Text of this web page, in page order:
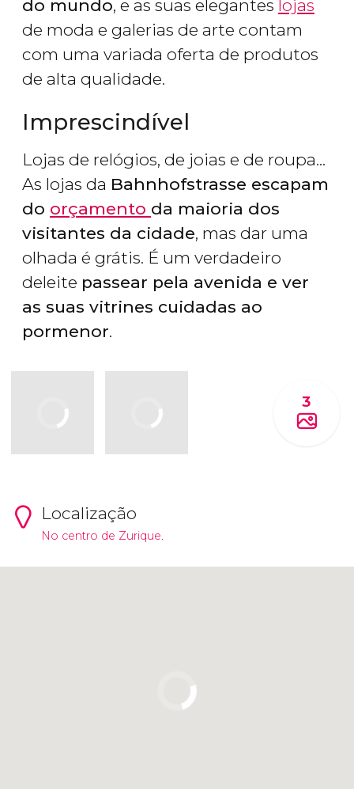
do mundo, e as suas elegantes lojas
de moda e galerias de arte contam
com uma variada oferta de produtos
de alta qualidade.
Imprescindível
Lojas de relógios, de joias e de roupa...
As lojas da Bahnhofstrasse escapam
do orçamento da maioria dos
visitantes da cidade, mas dar uma
olhada é grátis. É um verdadeiro
deleite passear pela avenida e ver
as suas vitrines cuidadas ao
pormenor.
3
Localização
No centro de Zurique.